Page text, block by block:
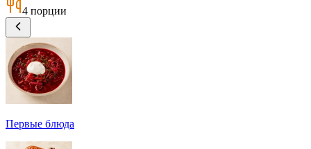
4 порции
Первые блюда